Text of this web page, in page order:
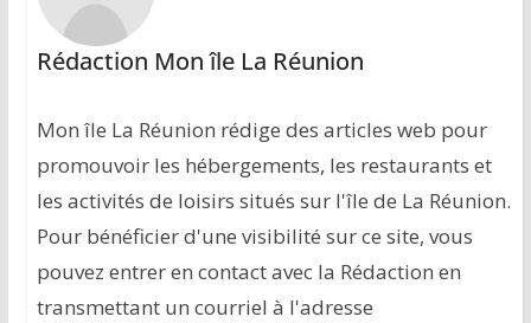
Rédaction Mon île La Réunion
Mon île La Réunion rédige des articles web pour
promouvoir les hébergements, les restaurants et
les activités de loisirs situés sur l'île de La Réunion.
Pour bénéficier d'une visibilité sur ce site, vous
pouvez entrer en contact avec la Rédaction en
transmettant un courriel à l'adresse